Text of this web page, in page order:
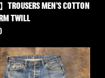
TROUSERS MEN’S COTTON
TWILL